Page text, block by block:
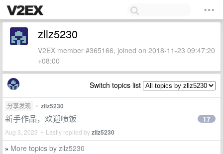
zllz5230
V2EX member #365166, joined on 2018-11-23 09:47:20
+08:00
Switch topics list
分享发现 • zllz5230
新手作品，欢迎喷饭
Aug 3, 2023 • Lastly replied byzllz5230
17
» More topics by zllz5230